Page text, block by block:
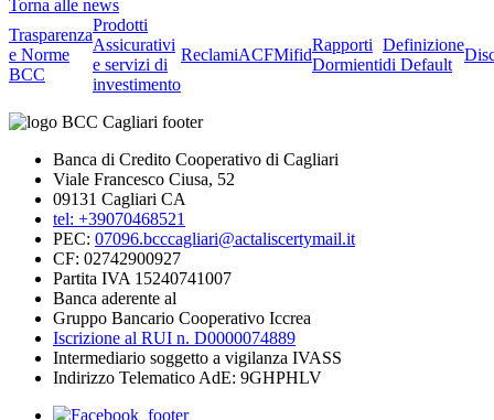
Torna alle news
Trasparenza
e Norme
BCC
Prodotti
Assicurativi
e servizi di
investimento
ReclamiACFMifid
Rapporti
Dormienti
Definizione
di Default
Banca di Credito Cooperativo di Cagliari
Viale Francesco Ciusa, 52
09131 Cagliari CA
tel: +39070468521
PEC: 07096.bcccagliari@actaliscertymail.it
CF: 02742900927
Partita IVA 15240741007
Banca aderente al
Gruppo Bancario Cooperativo Iccrea
Iscrizione al RUI n. D0000074889
Intermediario soggetto a vigilanza IVASS
Indirizzo Telematico AdE: 9GHPHLV